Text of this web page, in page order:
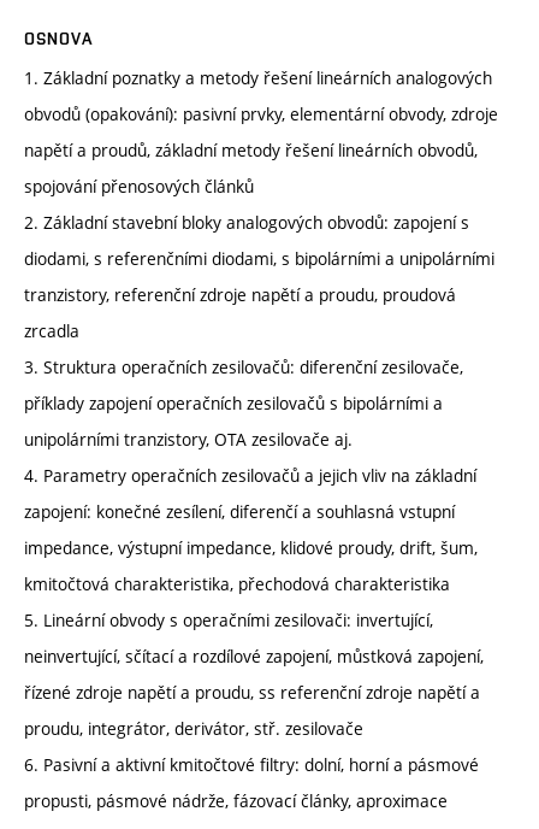
OSNOVA
1. Základní poznatky a metody řešení lineárních analogových
obvodů (opakování): pasivní prvky, elementární obvody, zdroje
napětí a proudů, základní metody řešení lineárních obvodů,
spojování přenosových článků
2. Základní stavební bloky analogových obvodů: zapojení s
diodami, s referenčními diodami, s bipolárními a unipolárními
tranzistory, referenční zdroje napětí a proudu, proudová
zrcadla
3. Struktura operačních zesilovačů: diferenční zesilovače,
příklady zapojení operačních zesilovačů s bipolárními a
unipolárními tranzistory, OTA zesilovače aj.
4. Parametry operačních zesilovačů a jejich vliv na základní
zapojení: konečné zesílení, diferenčí a souhlasná vstupní
impedance, výstupní impedance, klidové proudy, drift, šum,
kmitočtová charakteristika, přechodová charakteristika
5. Lineární obvody s operačními zesilovači: invertující,
neinvertující, sčítací a rozdílové zapojení, můstková zapojení,
řízené zdroje napětí a proudu, ss referenční zdroje napětí a
proudu, integrátor, derivátor, stř. zesilovače
6. Pasivní a aktivní kmitočtové filtry: dolní, horní a pásmové
propusti, pásmové nádrže, fázovací články, aproximace